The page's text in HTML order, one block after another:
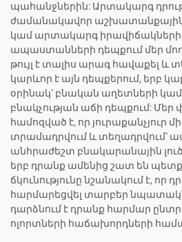
պահանջներին: Արտակարգ
ժամանակավոր
կամ արտակարգ
ապաստանների դեպքում մեր
թույլ է տալիս արագ հավաքել և
կարևոր է այն դեպքերում, երբ
օրինակ՝ բնական աղետների
բնակչության աճի դեպքում: Մեր
համոզված է, որ յուրաքանչյուր
տրամադրվում և տեղադրվում՝
անհրաժեշտ բնակարանային
երբ դրանք ամենից շատ են
ճկունությունը նշանակում է, որ
հարմարեցվել տարբեր
դարձնում է դրանք հարմար
ոլորտների հաճախորդների